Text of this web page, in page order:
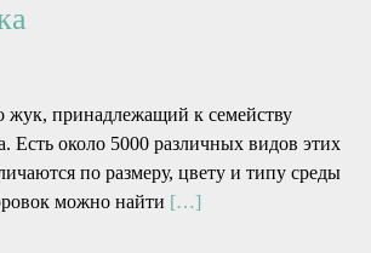
жук, принадлежащий к семейству
Есть около 5000 различных видов этих
по размеру, цвету и типу среды
можно найти […]